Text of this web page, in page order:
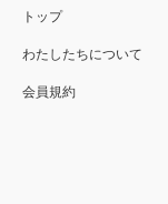
トップ
わたしたちについて
会員規約